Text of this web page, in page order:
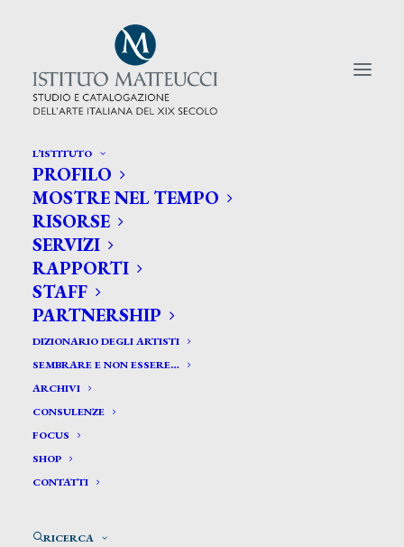
L’ISTITUTO
PROFILO
MOSTRE NEL TEMPO
RISORSE
SERVIZI
RAPPORTI
STAFF
PARTNERSHIP
DIZIONARIO DEGLI ARTISTI
SEMBRARE E NON ESSERE…
ARCHIVI
CONSULENZE
FOCUS
SHOP
CONTATTI
RICERCA
CERCA TRA GLI ARTISTI:
Search
for:
Rey G.